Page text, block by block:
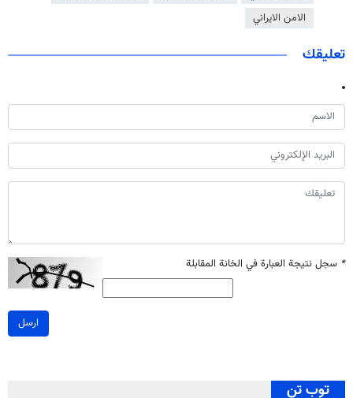
الامن الايراني
تعليقك
* سجل نتيجة العبارة في الخانة المقابلة
ارسل
توب تن